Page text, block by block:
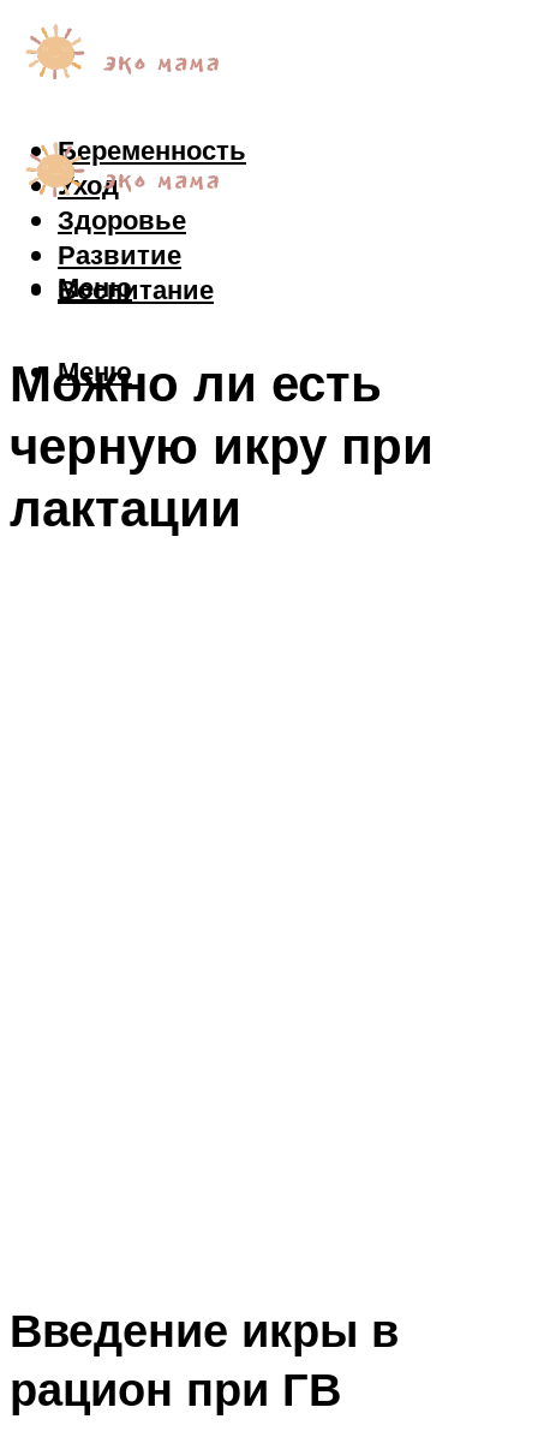
Беременность
Уход
Здоровье
Развитие
Воспитание
Меню
Меню
Можно ли есть
черную икру при
лактации
Введение икры в
рацион при ГВ